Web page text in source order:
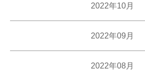
2022年10月
2022年09月
2022年08月